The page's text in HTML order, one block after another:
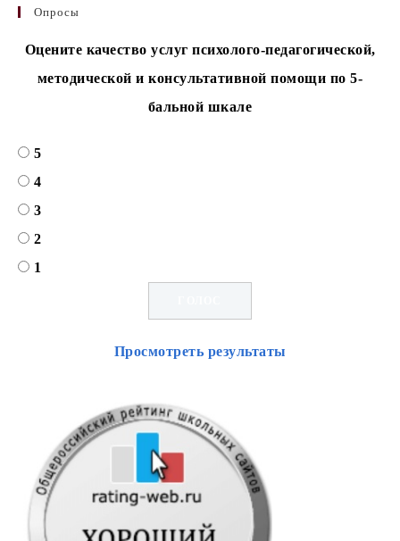
Опросы
Оцените качество услуг психолого-педагогической,
методической и консультативной помощи по 5-
бальной шкале
5
4
3
2
1
Просмотреть результаты